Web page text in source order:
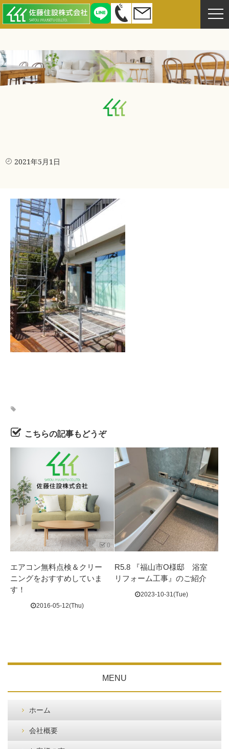
2021年5月1日
こちらの記事もどうぞ
0
エアコン無料点検＆クリー
ニングをおすすめしていま
す！
2016-05-12(Thu)
R5.8 『福山市O様邸 浴室
リフォーム工事』のご紹介
2023-10-31(Tue)
MENU
ホーム
会社概要